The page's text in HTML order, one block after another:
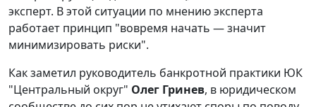
эксперт. В этой ситуации по мнению эксперта
работает принцип "вовремя начать — значит
минимизировать риски".
Как заметил руководитель банкротной практики ЮК
"Центральный округ" Олег Гринев, в юридическом